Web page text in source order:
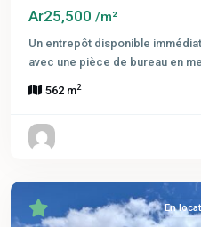
Ar25,500 /m²
Un entrepôt disponible
avec une pièce de bureau en me
562 m2
En